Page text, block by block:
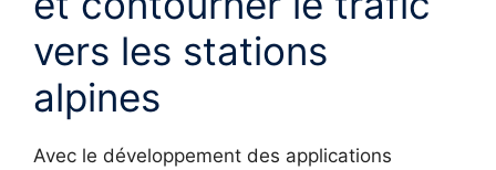
vers les stations
alpines
Avec le développement des applications